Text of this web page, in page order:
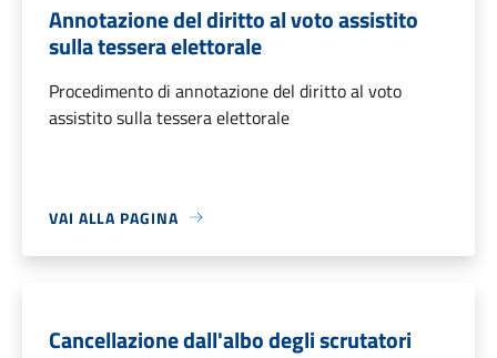
Annotazione del diritto al voto assistito
sulla tessera elettorale
Procedimento di annotazione del diritto al voto
assistito sulla tessera elettorale
VAI ALLA PAGINA
Cancellazione dall'albo degli scrutatori